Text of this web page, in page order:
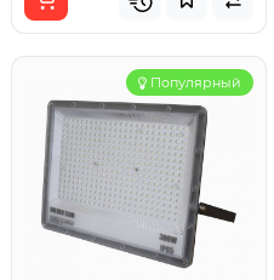
Популярный